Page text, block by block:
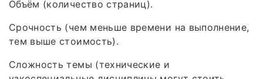
Объём (количество страниц).
Срочность (чем меньше времени на выполнение,
тем выше стоимость).
Сложность темы (технические и